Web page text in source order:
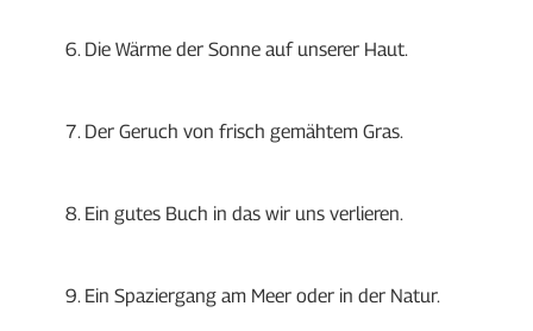
Die Wärme der Sonne auf unserer Haut.
Der Geruch von frisch gemähtem Gras.
Ein gutes Buch in das wir uns verlieren.
Ein Spaziergang am Meer oder in der Natur.